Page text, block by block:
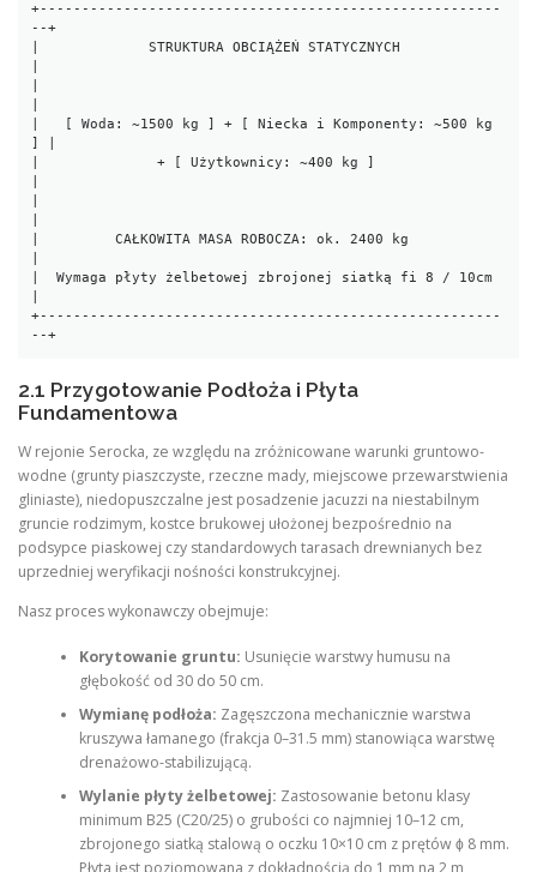
+-------------------------------------------------------
--+
|             STRUKTURA OBCIĄŻEŃ STATYCZNYCH
|   [ Woda: ~1500 kg ] + [ Niecka i Komponenty: ~500 kg
] |
|              + [ Użytkownicy: ~400 kg ]
|         CAŁKOWITA MASA ROBOCZA: ok. 2400 kg
|  Wymaga płyty żelbetowej zbrojonej siatką fi 8 / 10cm
+-------------------------------------------------------
2.1 Przygotowanie Podłoża i Płyta
Fundamentowa
W rejonie Serocka, ze względu na zróżnicowane warunki gruntowo-
wodne (grunty piaszczyste, rzeczne mady, miejscowe przewarstwienia
gliniaste), niedopuszczalne jest posadzenie jacuzzi na niestabilnym
gruncie rodzimym, kostce brukowej ułożonej bezpośrednio na
podsypce piaskowej czy standardowych tarasach drewnianych bez
uprzedniej weryfikacji nośności konstrukcyjnej.
Nasz proces wykonawczy obejmuje:
Korytowanie gruntu: Usunięcie warstwy humusu na
głębokość od 30 do 50 cm.
Wymianę podłoża: Zagęszczona mechanicznie warstwa
kruszywa łamanego (frakcja 0–31.5 mm) stanowiąca warstwę
drenażowo-stabilizującą.
Wylanie płyty żelbetowej: Zastosowanie betonu klasy
minimum B25 (C20/25) o grubości co najmniej 10–12 cm,
zbrojonego siatką stalową o oczku 10×10 cm z prętów ϕ 8 mm.